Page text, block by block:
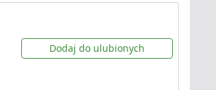
Dodaj do ulubionych